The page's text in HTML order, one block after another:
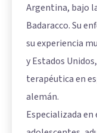
Argentina, bajo
Badaracco. Su
su experiencia
y Estados
terapéutica en
alemán.
Especializada